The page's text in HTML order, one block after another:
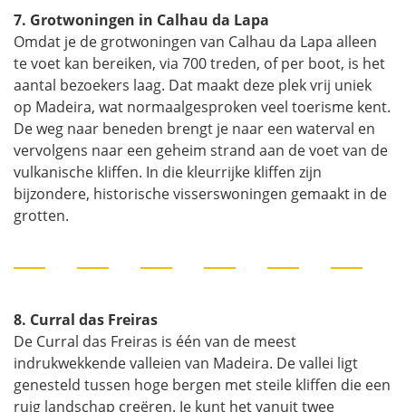
7. Grotwoningen in Calhau da Lapa
Omdat je de grotwoningen van Calhau da Lapa alleen
te voet kan bereiken, via 700 treden, of per boot, is het
aantal bezoekers laag. Dat maakt deze plek vrij uniek
op Madeira, wat normaalgesproken veel toerisme kent.
De weg naar beneden brengt je naar een waterval en
vervolgens naar een geheim strand aan de voet van de
vulkanische kliffen. In die kleurrijke kliffen zijn
bijzondere, historische visserswoningen gemaakt in de
grotten.
8. Curral das Freiras
De Curral das Freiras is één van de meest
indrukwekkende valleien van Madeira. De vallei ligt
genesteld tussen hoge bergen met steile kliffen die een
ruig landschap creëren. Je kunt het vanuit twee